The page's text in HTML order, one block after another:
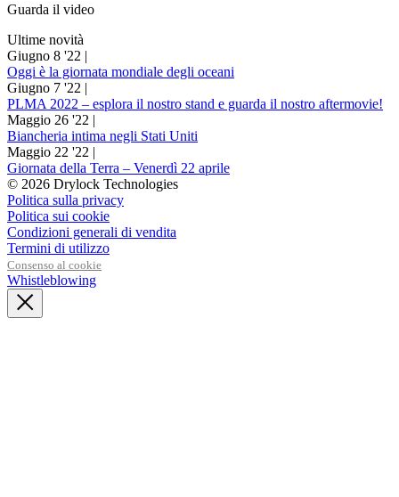
Guarda il video
Ultime novità
Giugno 8 '22 |
Oggi è la giornata mondiale degli oceani
Giugno 7 '22 |
PLMA 2022 – esplora il nostro stand e guarda il nostro aftermovie!
Maggio 26 '22 |
Biancheria intima negli Stati Uniti
Maggio 22 '22 |
Giornata della Terra – Venerdì 22 aprile
© 2026 Drylock Technologies
Politica sulla privacy
Politica sui cookie
Condizioni generali di vendita
Termini di utilizzo
Consenso al cookie
Whistleblowing